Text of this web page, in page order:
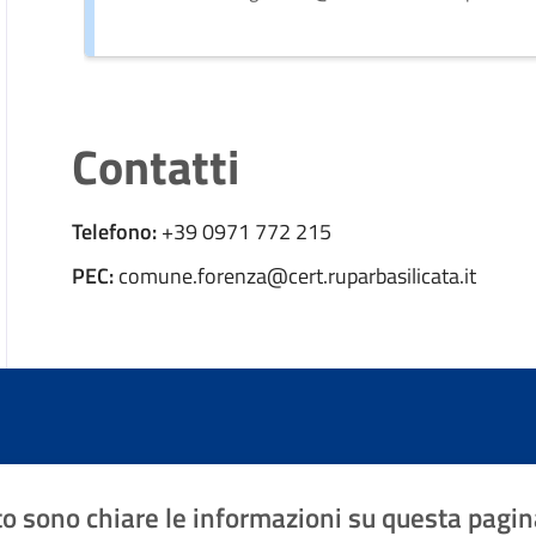
Contatti
Telefono:+39 0971 772 215
PEC:comune.forenza@cert.ruparbasilicata.it
sono chiare le informazioni su questa